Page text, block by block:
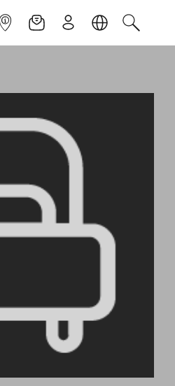
INFOPUNKTNEWSLETTER
ANMELDENSPRACHESUCHEN